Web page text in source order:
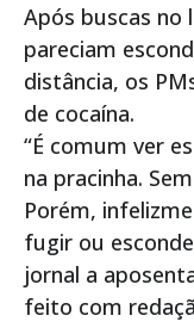
Após buscas no
pareciam
distância, os
de cocaína.
“É comum ver
na pracinha.
Porém,
fugir ou
jornal a
feito com